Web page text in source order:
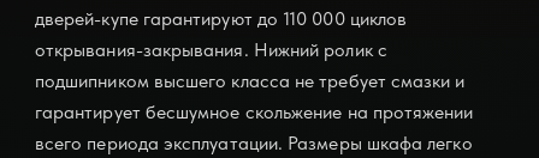
дверей-купе гарантируют до 110 000 циклов
открывания-закрывания. Нижний ролик с
подшипником высшего класса не требует смазки и
гарантирует бесшумное скольжение на протяжении
всего периода эксплуатации. Размеры шкафа легко